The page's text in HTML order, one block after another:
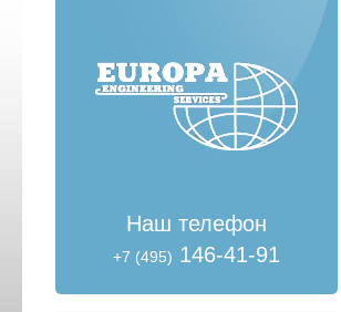
Наш телефон
+7 (495) 146-41-91